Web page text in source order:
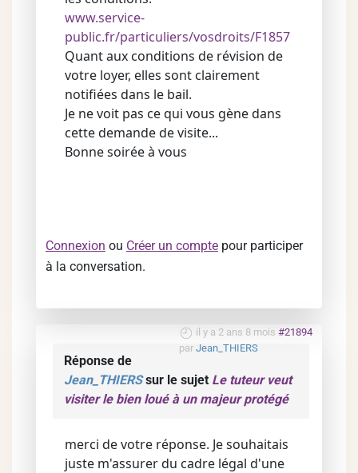
www.service-
public.fr/particuliers/vosdroits/F1857
Quant aux conditions de révision de
votre loyer, elles sont clairement
notifiées dans le bail.
Je ne voit pas ce qui vous gène dans
cette demande de visite...
Bonne soirée à vous
Connexion ou Créer un compte pour participer
à la conversation.
il y a 2 ans 8 mois #21894
par Jean_THIERS
Réponse de
Jean_THIERSsur le sujet Le tuteur veut
visiter le bien loué à un majeur protégé
merci de votre réponse. Je souhaitais
juste m'assurer du cadre légal d'une